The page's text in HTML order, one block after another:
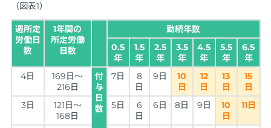
（図表1）
週所定
労働日
数
1年間の
所定労働
日数
勤続年数
0.5
年
1.5
年
2.5
年
3.5
年
4.5
年
5.5
年
6.5
年
4日
169日～
216日
付
与
日
数
7日
8
日
9日
10
日
12
日
13
日
15
日
3日
121日～
168日
5日
6
日
6日 8日 9日
10
日
11日